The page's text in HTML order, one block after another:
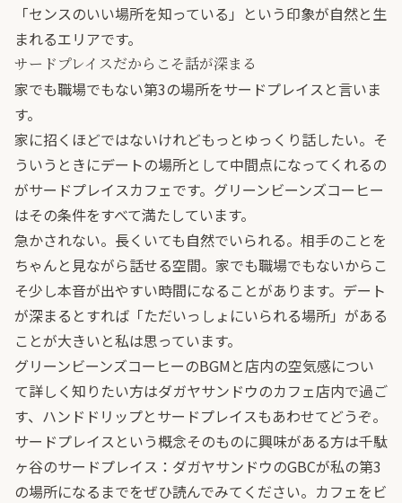
「センスのいい場所を知っている」という印象が自然と生
まれるエリアです。
サードプレイスだからこそ話が深まる
家でも職場でもない第3の場所をサードプレイスと言いま
す。
家に招くほどではないけれどもっとゆっくり話したい。そ
ういうときにデートの場所として中間点になってくれるの
がサードプレイスカフェです。グリーンビーンズコーヒー
はその条件をすべて満たしています。
急かされない。長くいても自然でいられる。相手のことを
ちゃんと見ながら話せる空間。家でも職場でもないからこ
そ少し本音が出やすい時間になることがあります。デート
が深まるとすれば「ただいっしょにいられる場所」がある
ことが大きいと私は思っています。
グリーンビーンズコーヒーのBGMと店内の空気感につい
て詳しく知りたい方はダガヤサンドウのカフェ店内で過ご
す、ハンドドリップとサードプレイスもあわせてどうぞ。
サードプレイスという概念そのものに興味がある方は千駄
ヶ谷のサードプレイス：ダガヤサンドウのGBCが私の第3
の場所になるまでをぜひ読んでみてください。カフェをビ